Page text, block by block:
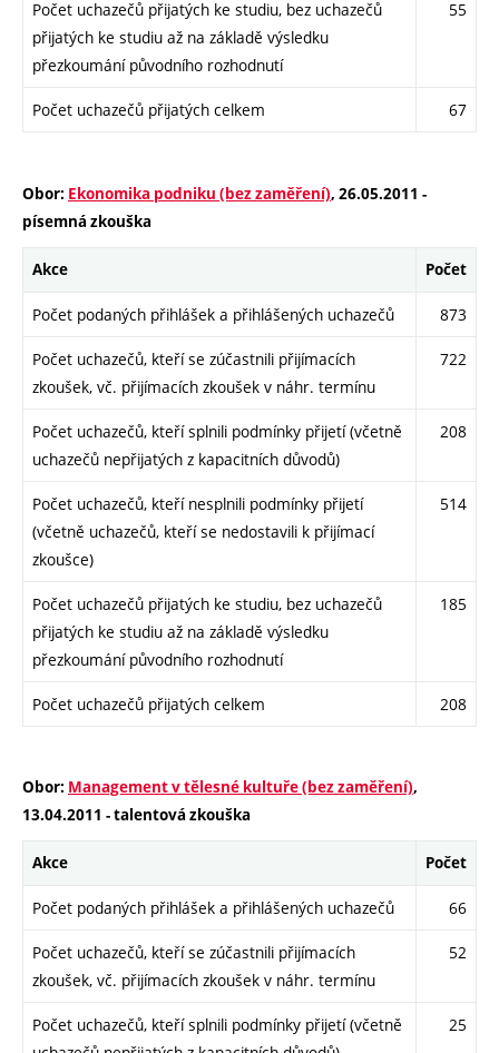
Počet uchazečů přijatých ke studiu, bez uchazečů
přijatých ke studiu až na základě výsledku
přezkoumání původního rozhodnutí
55
Počet uchazečů přijatých celkem 67
Obor: Ekonomika podniku (bez zaměření), 26.05.2011 -
písemná zkouška
Akce Počet
Počet podaných přihlášek a přihlášených uchazečů 873
Počet uchazečů, kteří se zúčastnili přijímacích
zkoušek, vč. přijímacích zkoušek v náhr. termínu
722
Počet uchazečů, kteří splnili podmínky přijetí (včetně
uchazečů nepřijatých z kapacitních důvodů)
208
Počet uchazečů, kteří nesplnili podmínky přijetí
(včetně uchazečů, kteří se nedostavili k přijímací
zkoušce)
514
Počet uchazečů přijatých ke studiu, bez uchazečů
přijatých ke studiu až na základě výsledku
přezkoumání původního rozhodnutí
185
Počet uchazečů přijatých celkem 208
Obor: Management v tělesné kultuře (bez zaměření),
13.04.2011 - talentová zkouška
Akce Počet
Počet podaných přihlášek a přihlášených uchazečů 66
Počet uchazečů, kteří se zúčastnili přijímacích
zkoušek, vč. přijímacích zkoušek v náhr. termínu
52
Počet uchazečů, kteří splnili podmínky přijetí (včetně
25